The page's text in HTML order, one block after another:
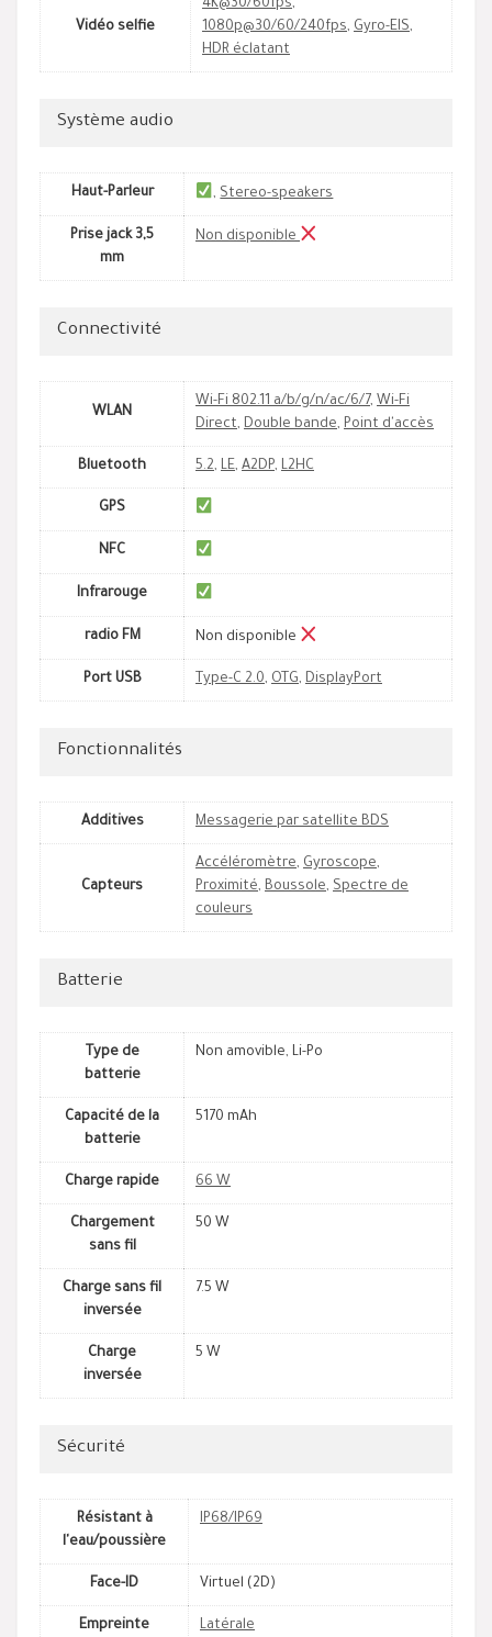
Vidéo selfie
4K@30/60fps,
1080p@30/60/240fps, Gyro-EIS,
HDR éclatant
Système audio
Haut-Parleur ,Stereo-speakers
Prise jack 3,5
mm
Non disponible
Connectivité
WLAN
Wi-Fi 802.11 a/b/g/n/ac/6/7, Wi-Fi
Direct, Double bande, Point d'accès
Bluetooth 5.2, LE, A2DP, L2HC
GPS
NFC
Infrarouge
radio FM Non disponible
Port USB Type-C 2.0, OTG, DisplayPort
Fonctionnalités
Additives Messagerie par satellite BDS
Capteurs
Accéléromètre, Gyroscope,
Proximité, Boussole, Spectre de
couleurs
Batterie
Type de
batterie
Non amovible, Li-Po
Capacité de la
batterie
5170 mAh
Charge rapide 66 W
Chargement
sans fil
50 W
Charge sans fil
inversée
7.5 W
Charge
inversée
5 W
Sécurité
Résistant à
l'eau/poussière
IP68/IP69
Face-ID Virtuel (2D)
Empreinte
Latérale